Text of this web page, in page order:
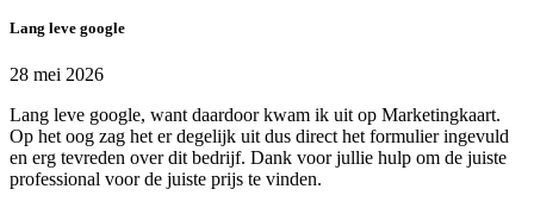
Lang leve google
28 mei 2026
Lang leve google, want daardoor kwam ik uit op Marketingkaart.
Op het oog zag het er degelijk uit dus direct het formulier ingevuld
en erg tevreden over dit bedrijf. Dank voor jullie hulp om de juiste
professional voor de juiste prijs te vinden.